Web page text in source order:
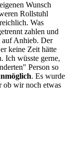
Wunsch
Rollstuhl
Was
zahlen und
Anhieb. Der
keine Zeit hätte
Ich wüsste gerne,
Person so
. Es wurde
ob wir noch etwas